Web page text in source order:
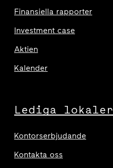
Finansiella rapporter
Investment case
Aktien
Kalender
Lediga lokaler
Kontorserbjudande
Kontakta oss